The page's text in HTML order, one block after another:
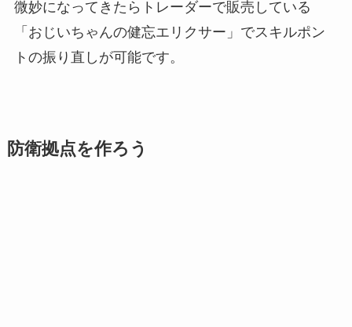
微妙になってきたらトレーダーで販売している
「おじいちゃんの健忘エリクサー」でスキルポン
トの振り直しが可能です。
防衛拠点を作ろう